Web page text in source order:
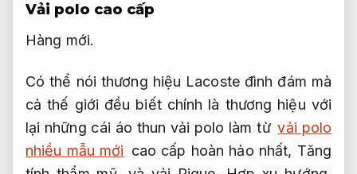
Vải polo cao cấp
Hàng mới.
Có thể nói thương hiệu Lacoste đình đám mà
cả thế giới đều biết chính là thương hiệu với
lại những cái áo thun vải polo làm từ vải polo
nhiều mẫu mới cao cấp hoàn hảo nhất, Tăng